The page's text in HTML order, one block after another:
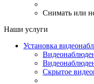
Снимать или
Наши услуги
Установка
Скрытое